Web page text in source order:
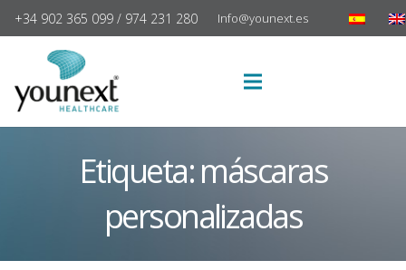
+34 902 365 099 / 974 231 280 Info@younext.es
Etiqueta:máscaras
personalizadas